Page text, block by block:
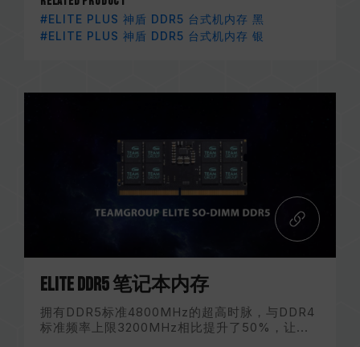
#ELITE PLUS 神盾 DDR5 台式机内存 黑
#ELITE PLUS 神盾 DDR5 台式机内存 银
ELITE DDR5 笔记本内存
拥有DDR5标准4800MHz的超高时脉，与DDR4
标准频率上限3200MHz相比提升了50%，让...